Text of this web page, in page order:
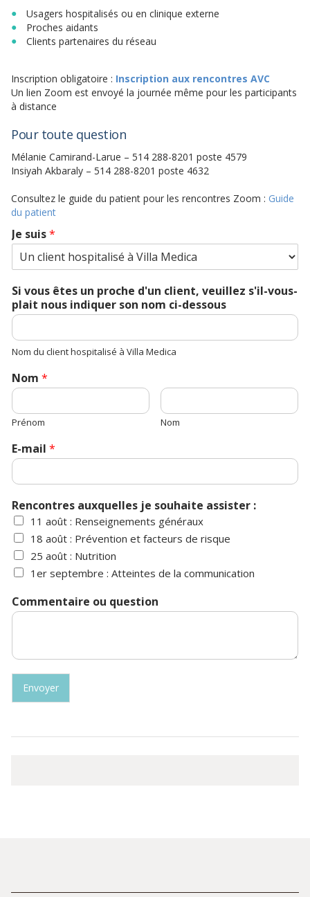
Usagers hospitalisés ou en clinique externe
Proches aidants
Clients partenaires du réseau
Inscription obligatoire : Inscription aux rencontres AVC
Un lien Zoom est envoyé la journée même pour les participants
à distance
Pour toute question
Mélanie Camirand-Larue – 514 288-8201 poste 4579
Insiyah Akbaraly – 514 288-8201 poste 4632
Consultez le guide du patient pour les rencontres Zoom : Guide
du patient
Je suis*
Si vous êtes un proche d'un client, veuillez s'il-vous-
plait nous indiquer son nom ci-dessous
Nom du client hospitalisé à Villa Medica
Nom *
Prénom Nom
E-mail *
Rencontres auxquelles je souhaite assister :
11 août : Renseignements généraux
18 août : Prévention et facteurs de risque
25 août : Nutrition
1er septembre : Atteintes de la communication
Commentaire ou question
Envoyer